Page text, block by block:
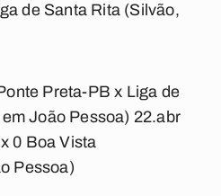
de Santa Rita (Silvão,
Preta-PB x Liga de
João Pessoa) 22.abr
0 Boa Vista
Pessoa)